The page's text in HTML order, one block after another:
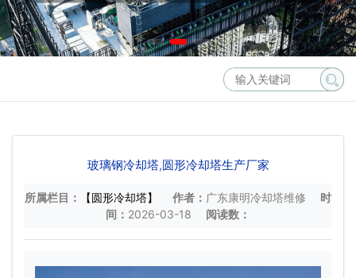
玻璃钢冷却塔,圆形冷却塔生产厂家
所属栏目： 【圆形冷却塔】 作者： 广东康明冷却塔维修
时
间： 2026-03-18 阅读数：